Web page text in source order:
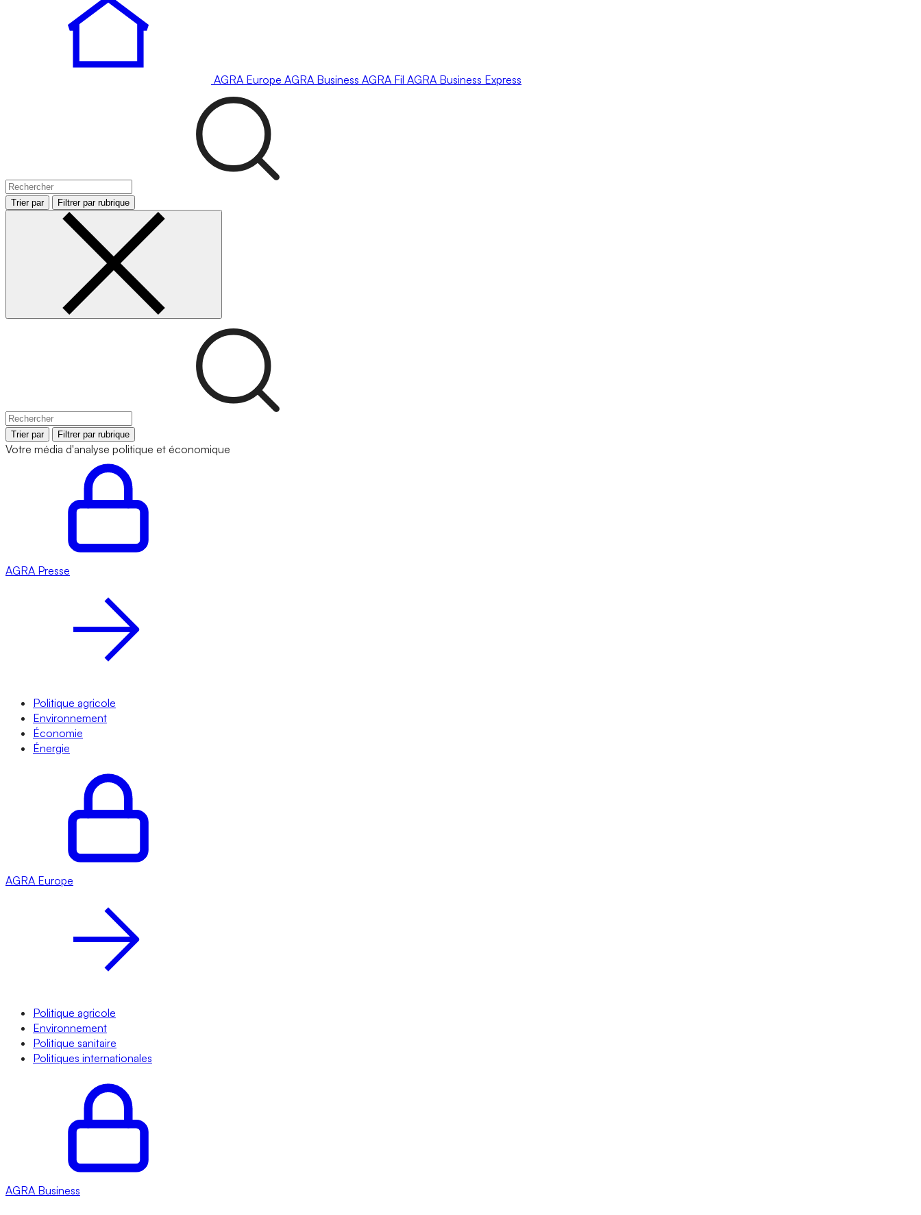
AGRA Europe AGRA Business AGRA Fil AGRA Business Express
Trier par Filtrer par rubrique
Trier par Filtrer par rubrique
Votre média d'analyse politique et économique
AGRA Presse
Politique agricole
Environnement
Économie
Énergie
AGRA Europe
Politique agricole
Environnement
Politique sanitaire
Politiques internationales
AGRA Business